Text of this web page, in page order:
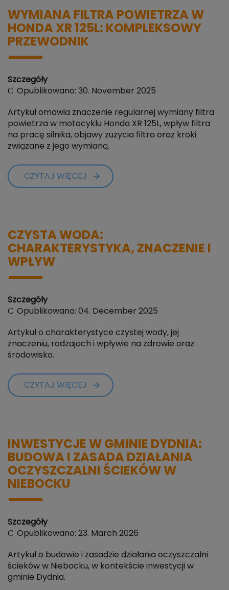
WYMIANA FILTRA POWIETRZA W
HONDA XR 125L: KOMPLEKSOWY
PRZEWODNIK
Szczegóły
Opublikowano: 30. November 2025
Artykuł omawia znaczenie regularnej wymiany filtra
powietrza w motocyklu Honda XR 125L, wpływ filtra
na pracę silnika, objawy zużycia filtra oraz kroki
związane z jego wymianą.
CZYTAJ WIĘCEJ
CZYSTA WODA:
CHARAKTERYSTYKA, ZNACZENIE I
WPŁYW
Szczegóły
Opublikowano: 04. December 2025
Artykuł o charakterystyce czystej wody, jej
znaczeniu, rodzajach i wpływie na zdrowie oraz
środowisko.
CZYTAJ WIĘCEJ
INWESTYCJE W GMINIE DYDNIA:
BUDOWA I ZASADA DZIAŁANIA
OCZYSZCZALNI ŚCIEKÓW W
NIEBOCKU
Szczegóły
Opublikowano: 23. March 2026
Artykuł o budowie i zasadzie działania oczyszczalni
ścieków w Niebocku, w kontekście inwestycji w
gminie Dydnia.